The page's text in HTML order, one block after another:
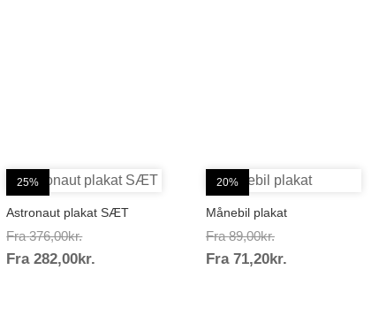
25%
Astronaut plakat SÆT
Fra 376,00kr.Prisinterval:
376,00kr.
Fra 282,00kr.
20%
Månebil plakat
Fra 89,00kr.Prisinterval:
89,00kr.
Fra 71,20kr.Prisinterval: